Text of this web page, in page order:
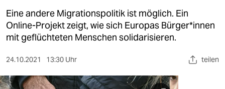
kultur
sport
nord
Eine andere Migrationspolitik ist möglich. Ein
Online-Projekt zeigt, wie sich Europas Bür­ge­r*in­nen
mit geflüchteten Menschen solidarisieren.
24.10.2021 13:30 Uhr teilen